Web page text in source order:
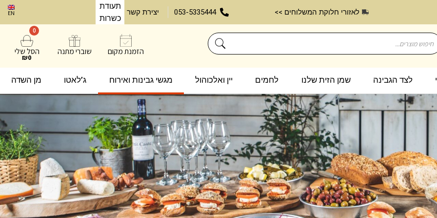
לאזורי חלוקת המשלוחים >> 053-5335444 יצירת קשר
תעודת
כשרות
EN
הזמנת מקום שוברי מתנה הסל שלי
0
₪0
לצד הגבינה שמן הזית שלנו לחמים יין ואלכוהול מגשי גבינות ואירוח ג’לאטו מן השדה